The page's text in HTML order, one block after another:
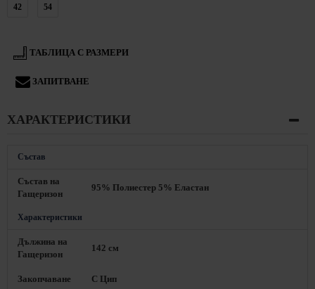
42 54
ТАБЛИЦА С РАЗМЕРИ
ЗАПИТВАНЕ
ХАРАКТЕРИСТИКИ
Състав
Състав на
Гащеризон
95% Полиестер 5% Еластан
Характеристики
Дължина на
Гащеризон
142 см
Закопчаване С Цип